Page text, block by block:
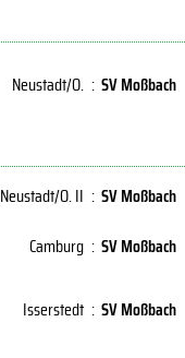
Neustadt/O. : SV Moßbach
Neustadt/O. II : SV Moßbach
Camburg : SV Moßbach
Isserstedt : SV Moßbach